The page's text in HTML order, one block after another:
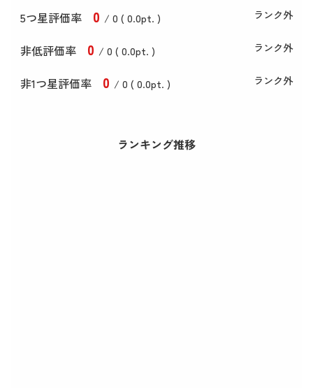
5つ星評価率 0 / 0 ( 0.0pt. ) ランク外
非低評価率 0 / 0 ( 0.0pt. ) ランク外
非1つ星評価率 0 / 0 ( 0.0pt. ) ランク外
ランキング推移